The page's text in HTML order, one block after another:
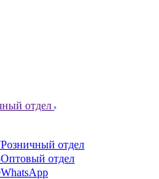
отдел
Розничный отдел
Оптовый отдел
WhatsApp